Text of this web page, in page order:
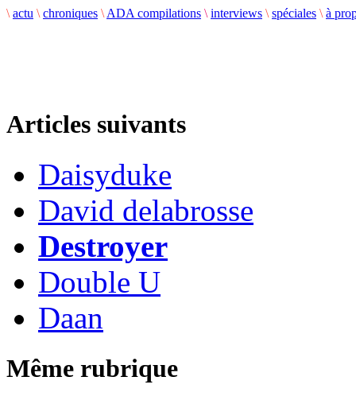
\ actu \ chroniques \ ADA compilations \ interviews \ spéciales \ à
Articles suivants
Daisyduke
David delabrosse
Destroyer
Double U
Daan
Même rubrique